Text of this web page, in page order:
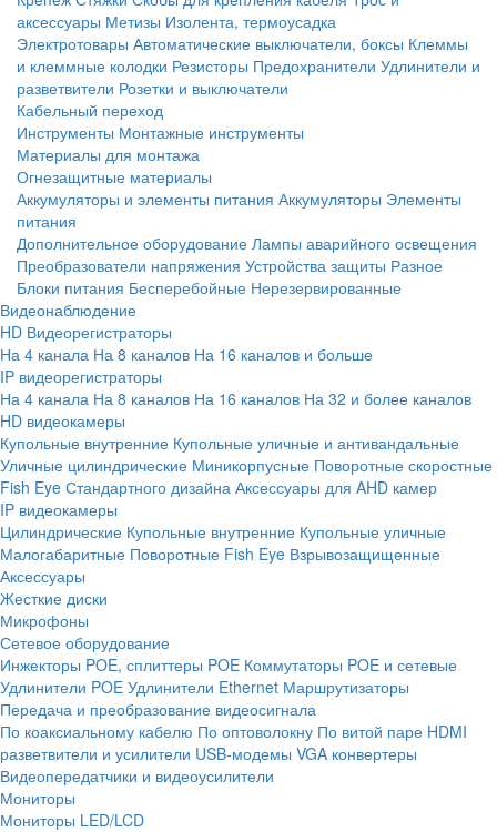
аксессуары Метизы Изолента, термоусадка
Электротовары Автоматические выключатели, боксы Клеммы
и клеммные колодки Резисторы Предохранители Удлинители и
разветвители Розетки и выключатели
Кабельный переход
Инструменты Монтажные инструменты
Материалы для монтажа
Огнезащитные материалы
Аккумуляторы и элементы питания Аккумуляторы Элементы
питания
Дополнительное оборудование Лампы аварийного освещения
Преобразователи напряжения Устройства защиты Разное
Блоки питания Бесперебойные Нерезервированные
Видеонаблюдение
HD Видеорегистраторы
На 4 канала На 8 каналов На 16 каналов и больше
IP видеорегистраторы
На 4 канала На 8 каналов На 16 каналов На 32 и более каналов
HD видеокамеры
Купольные внутренние Купольные уличные и антивандальные
Уличные цилиндрические Миникорпусные Поворотные скоростные
Fish Eye Стандартного дизайна Аксессуары для AHD камер
IP видеокамеры
Цилиндрические Купольные внутренние Купольные уличные
Малогабаритные Поворотные Fish Eye Взрывозащищенные
Аксессуары
Жесткие диски
Микрофоны
Сетевое оборудование
Инжекторы POE, сплиттеры POE Коммутаторы POE и сетевые
Удлинители POE Удлинители Ethernet Маршрутизаторы
Передача и преобразование видеосигнала
По коаксиальному кабелю По оптоволокну По витой паре HDMI
разветвители и усилители USB-модемы VGA конвертеры
Видеопередатчики и видеоусилители
Мониторы
Мониторы LED/LCD